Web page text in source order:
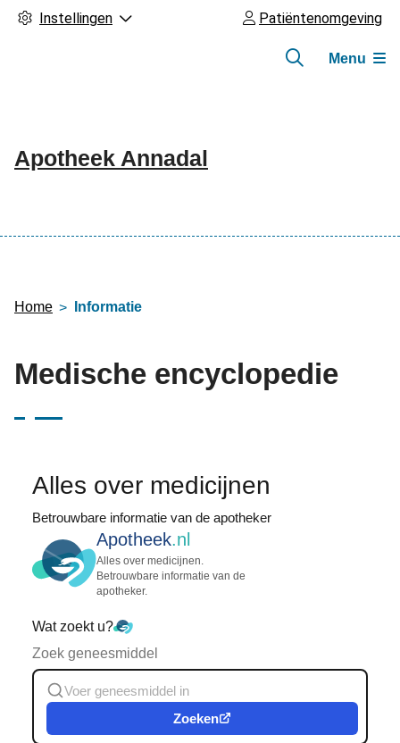
Instellingen Patiëntenomgeving
Apotheek Annadal
Menu
Home Informatie
Medische encyclopedie
Alles over medicijnen
Betrouwbare informatie van de apotheker
Apotheek.nl
Alles over medicijnen.
Betrouwbare informatie van de
apotheker.
Wat zoekt u?
Zoek geneesmiddel
Zoeken